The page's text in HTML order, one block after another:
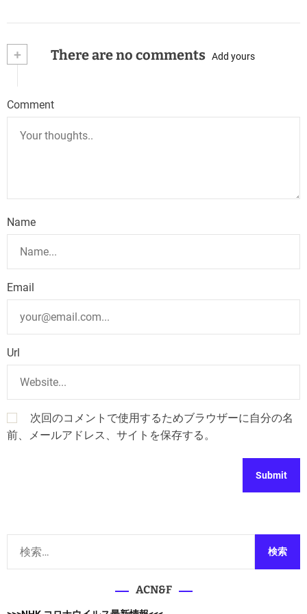
+ There are no comments Add yours
Comment
Name
Email
Url
次回のコメントで使用するためブラウザーに自分の名
前、メールアドレス、サイトを保存する。
ACN&F